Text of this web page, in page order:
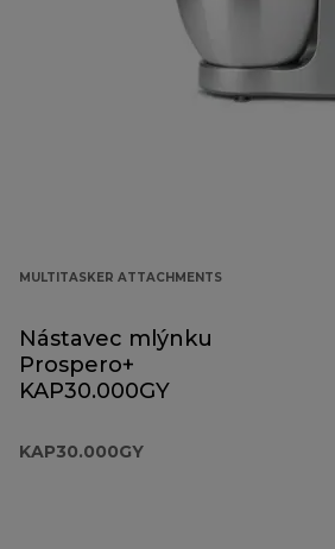
MULTITASKER ATTACHMENTS
Nástavec mlýnku
Prospero+
KAP30.000GY
KAP30.000GY